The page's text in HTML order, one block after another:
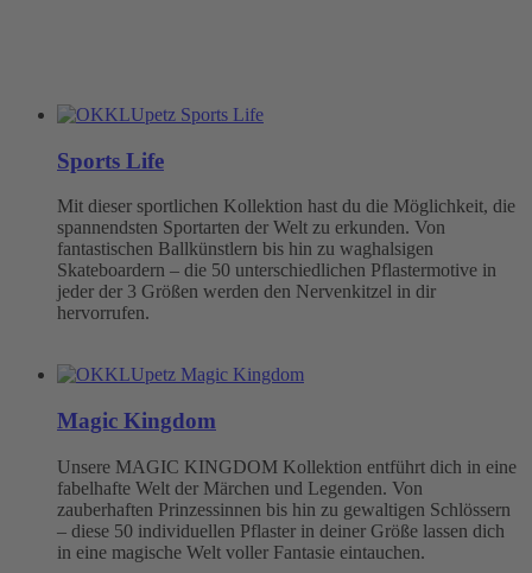
Sports Life
Mit dieser sportlichen Kollektion hast du die Möglichkeit, die
spannendsten Sportarten der Welt zu erkunden. Von
fantastischen Ballkünstlern bis hin zu waghalsigen
Skateboardern – die 50 unterschiedlichen Pflastermotive in
jeder der 3 Größen werden den Nervenkitzel in dir
hervorrufen.
Magic Kingdom
Unsere MAGIC KINGDOM Kollektion entführt dich in eine
fabelhafte Welt der Märchen und Legenden. Von
zauberhaften Prinzessinnen bis hin zu gewaltigen Schlössern
– diese 50 individuellen Pflaster in deiner Größe lassen dich
in eine magische Welt voller Fantasie eintauchen.